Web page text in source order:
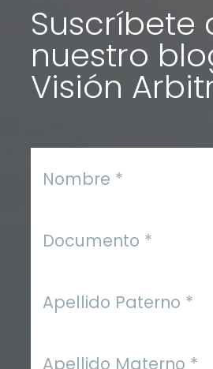
Suscríbete
nuestro
Visión